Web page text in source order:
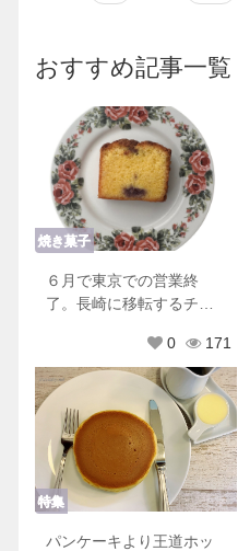
おすすめ記事一覧
焼き菓子
６月で東京での営業終
了。長崎に移転するチリ
0
171
特集
パンケーキより王道ホッ